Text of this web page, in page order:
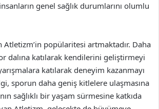
genel sağlık durumlarını olumlu
Atletizm’in popülaritesi artmaktadır. Daha
dalına katılarak kendilerini geliştirmeyi
katılarak deneyim kazanmayı
sporun daha geniş kitlelere ulaşmasına
sağlıklı bir yaşam sürmesine katkıda